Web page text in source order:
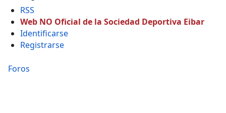
RSS
Web NO Oficial de la Sociedad Deportiva Eibar
Identificarse
Registrarse
Foros